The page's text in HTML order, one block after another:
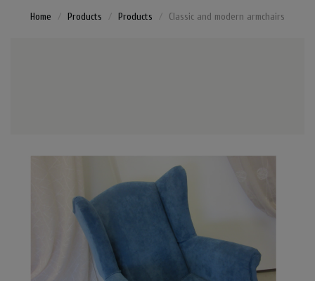
Home Products Products Classic and modern armchairs